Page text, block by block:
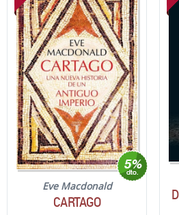
Eve Macdonald
CARTAGO